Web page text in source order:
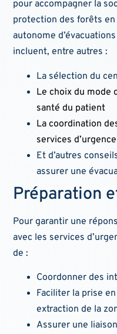
pour accompagner la
protection des forêts en
autonome
incluent, entre autres :
La sélection du
Le choix du mode
santé du patient
La coordination
services d’urgence
Et d’autres
assurer une
Préparation
Pour garantir une
avec les services
de :
Coordonner des
Faciliter la prise
extraction de la
Assurer une